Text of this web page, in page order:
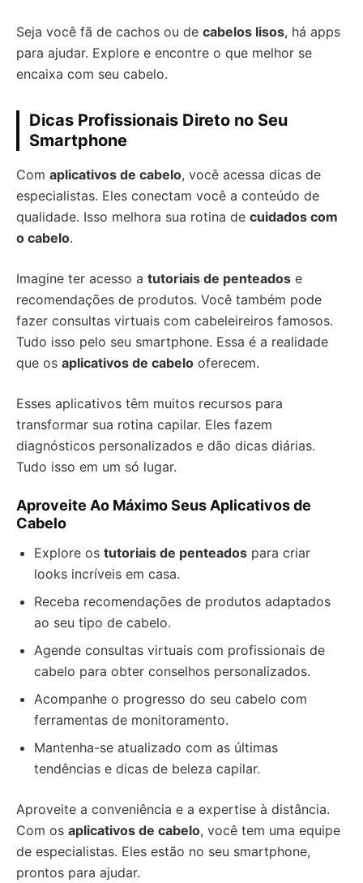
Seja você fã de cachos ou de cabelos lisos, há apps
para ajudar. Explore e encontre o que melhor se
encaixa com seu cabelo.
Dicas Profissionais Direto no Seu
Smartphone
Com aplicativos de cabelo, você acessa dicas de
especialistas. Eles conectam você a conteúdo de
qualidade. Isso melhora sua rotina de cuidados com
o cabelo.
Imagine ter acesso a tutoriais de penteados e
recomendações de produtos. Você também pode
fazer consultas virtuais com cabeleireiros famosos.
Tudo isso pelo seu smartphone. Essa é a realidade
que os aplicativos de cabelo oferecem.
Esses aplicativos têm muitos recursos para
transformar sua rotina capilar. Eles fazem
diagnósticos personalizados e dão dicas diárias.
Tudo isso em um só lugar.
Aproveite Ao Máximo Seus Aplicativos de
Cabelo
Explore os tutoriais de penteados para criar
looks incríveis em casa.
Receba recomendações de produtos adaptados
ao seu tipo de cabelo.
Agende consultas virtuais com profissionais de
cabelo para obter conselhos personalizados.
Acompanhe o progresso do seu cabelo com
ferramentas de monitoramento.
Mantenha-se atualizado com as últimas
tendências e dicas de beleza capilar.
Aproveite a conveniência e a expertise à distância.
Com os aplicativos de cabelo, você tem uma equipe
de especialistas. Eles estão no seu smartphone,
prontos para ajudar.